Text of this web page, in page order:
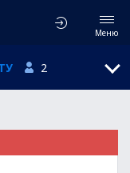
Меню
2